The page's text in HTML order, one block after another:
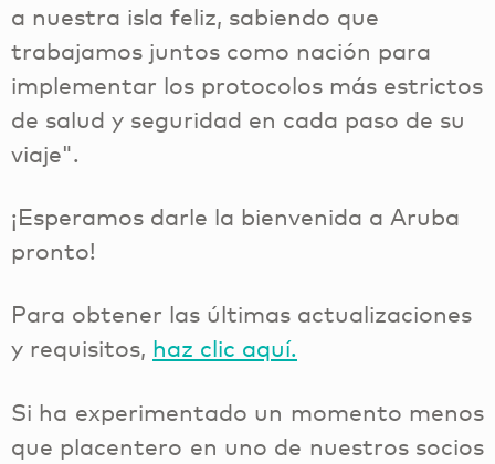
a nuestra isla feliz, sabiendo que
trabajamos juntos como nación para
implementar los protocolos más estrictos
de salud y seguridad en cada paso de su
viaje".
¡Esperamos darle la bienvenida a Aruba
pronto!
Para obtener las últimas actualizaciones
y requisitos, haz clic aquí.
Si ha experimentado un momento menos
que placentero en uno de nuestros socios